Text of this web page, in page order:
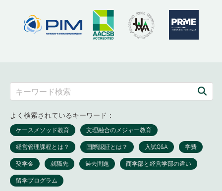
よく検索されているキーワード：